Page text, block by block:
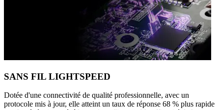
SANS FIL LIGHTSPEED
Dotée d'une connectivité de qualité professionnelle, avec un
protocole mis à jour, elle atteint un taux de réponse 68 % plus rapide